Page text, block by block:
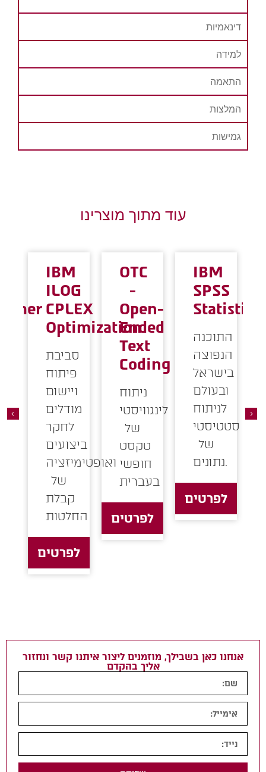
דינאמיות
למידה
התאמה
המלצות
גמישות
עוד מתוך מוצרינו
IBM
SPSS
Statistics
התוכנה
הנפוצה
בישראל
ובעולם
לניתוח
סטטיסטי
של
נתונים.
לפרטים
OTC
-
Open-
Ended
Text
Coding
ניתוח
לינגוויסטי
של
טקסט
חופשי
בעברית
לפרטים
IBM
ILOG
CPLEX
Optimization
סביבת
פיתוח
ויישום
מודלים
לחקר
ביצועים
ואופטימיזציה
של
קבלת
החלטות
לפרטים
אנחנו כאן בשבילך, מוזמנים ליצור איתנו קשר ונחזור
אליך בהקדם